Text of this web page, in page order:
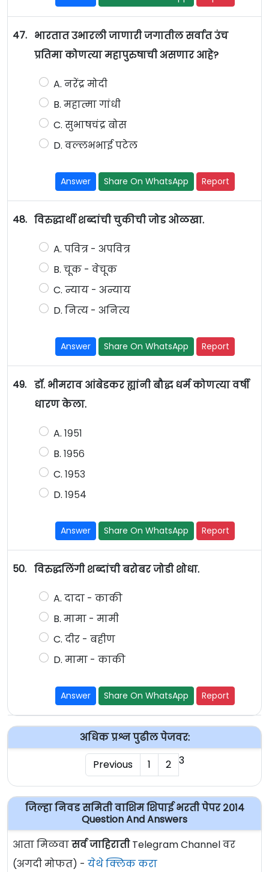
47. भारतात उभारली जाणारी जगातील सर्वात उंच
प्रतिमा कोणत्या महापुरुषाची असणार आहे?
A. नरेंद्र मोदी
B. महात्मा गांधी
C. सुभाषचंद्र बोस
D. वल्लभभाई पटेल
Answer Share On WhatsApp Report
48. विरुद्धार्थी शब्दांची चुकीची जोड ओळखा.
A. पवित्र - अपवित्र
B. चूक - वेचूक
C. न्याय - अन्याय
D. नित्य - अनित्य
Answer Share On WhatsApp Report
49. डॉ. भीमराव आंबेडकर ह्यांनी बौद्ध धर्म कोणत्या वर्षी
धारण केला.
A. १९५१
B. १९५६
C. १९५३
D. १९५४
Answer Share On WhatsApp Report
50. विरुद्धलिंगी शब्दांची बरोबर जोडी शोधा.
A. दादा - काकी
B. मामा - मामी
C. दीर - बहीण
D. मामा - काकी
Answer Share On WhatsApp Report
अधिक प्रश्न पुढील पेजवर:
Previous
1 2 3
जिल्हा निवड समिती वाशिम शिपाई भरती पेपर २०१४
Question And Answers
आता मिळवासर्व जाहिरातीTelegram Channel वर
(अगदी मोफत) - येथे क्लिक करा